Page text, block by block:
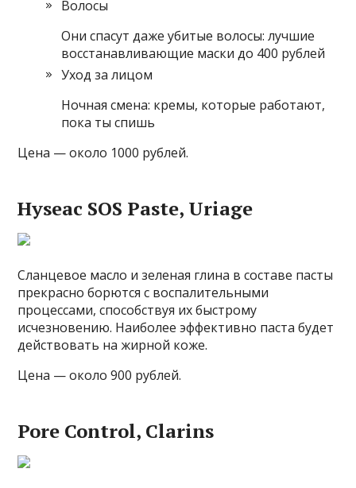
Волосы
Они спасут даже убитые волосы: лучшие
восстанавливающие маски до 400 рублей
Уход за лицом
Ночная смена: кремы, которые работают,
пока ты спишь
Цена — около 1000 рублей.
Hyseaс SOS Paste, Uriage
Сланцевое масло и зеленая глина в составе пасты
прекрасно борются с воспалительными
процессами, способствуя их быстрому
исчезновению. Наиболее эффективно паста будет
действовать на жирной коже.
Цена — около 900 рублей.
Pore Control, Clarins